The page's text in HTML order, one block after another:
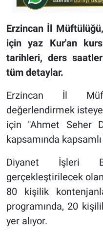
Erzincan İl
için yaz Kur'an
tarihleri, ders
tüm detaylar.
Erzincan İl
değerlendirmek
için "Ahmet Seher
kapsamında
Diyanet İşleri
gerçekleştirilecek
80 kişilik
programında, 20
yer alıyor.